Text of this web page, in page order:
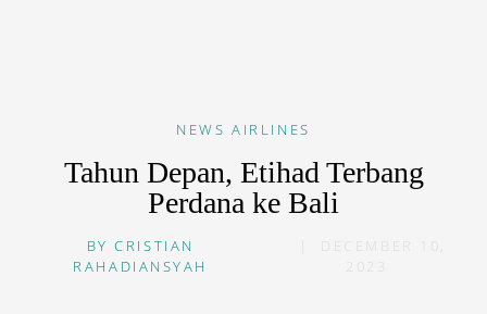
NEWS AIRLINES
Tahun Depan, Etihad Terbang
Perdana ke Bali
BYCRISTIAN
RAHADIANSYAH
DECEMBER 10,
2023